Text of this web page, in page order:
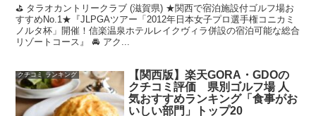
⛳ タラオカントリークラブ (滋賀県) ★関西で宿泊施設付ゴルフ場お
すすめNo.1★『JLPGAツアー「2012年日本女子プロ選手権コニカミ
ノルタ杯」開催！信楽温泉ホテルレイクヴィラ併設の宿泊可能な総合
リゾートコース』 🚘 アク...
クチコミ ランキング
【関西版】楽天GORA・GDOの
クチコミ評価 県別ゴルフ場 人
気おすすめランキング「食事がお
いしい部門」トップ20